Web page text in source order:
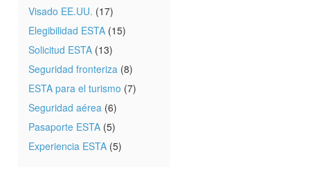
Visado EE.UU. (17)
Elegibilidad ESTA (15)
Solicitud ESTA (13)
Seguridad fronteriza (8)
ESTA para el turismo (7)
Seguridad aérea (6)
Pasaporte ESTA (5)
Experiencia ESTA (5)